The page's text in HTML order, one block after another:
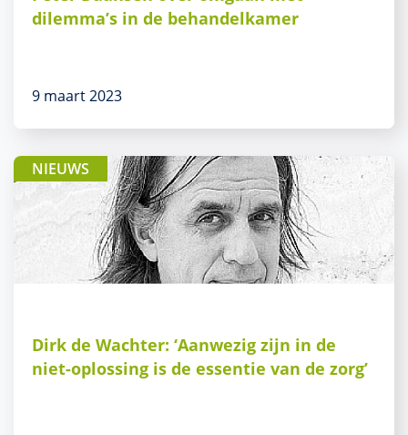
dilemma’s in de behandelkamer
9 maart 2023
NIEUWS
Dirk de Wachter: ‘Aanwezig zijn in de
niet-oplossing is de essentie van de zorg’